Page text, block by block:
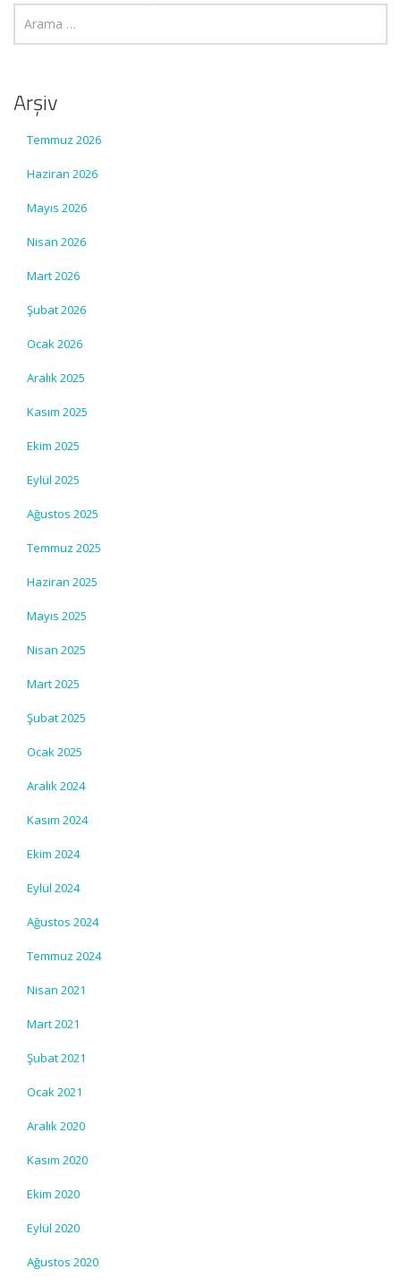
Arşiv
Temmuz 2026
Haziran 2026
Mayıs 2026
Nisan 2026
Mart 2026
Şubat 2026
Ocak 2026
Aralık 2025
Kasım 2025
Ekim 2025
Eylül 2025
Ağustos 2025
Temmuz 2025
Haziran 2025
Mayıs 2025
Nisan 2025
Mart 2025
Şubat 2025
Ocak 2025
Aralık 2024
Kasım 2024
Ekim 2024
Eylül 2024
Ağustos 2024
Temmuz 2024
Nisan 2021
Mart 2021
Şubat 2021
Ocak 2021
Aralık 2020
Kasım 2020
Ekim 2020
Eylül 2020
Ağustos 2020